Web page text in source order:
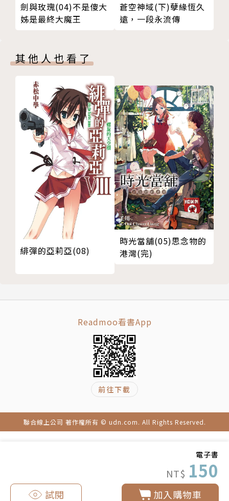
電子書
NT$ 150
加入購物車
試閱
劍與玫瑰(04)不是傻大
姊是最終大魔王
蒼空神域(下)孽緣恆久
遠，一段永流傳
其他人也看了
緋彈的亞莉亞(08)
時光當舖(05)思念物的
港灣(完)
Readmoo看書App
前往下載
聯合線上公司 著作權所有 © udn.com. All Rights Reserved.